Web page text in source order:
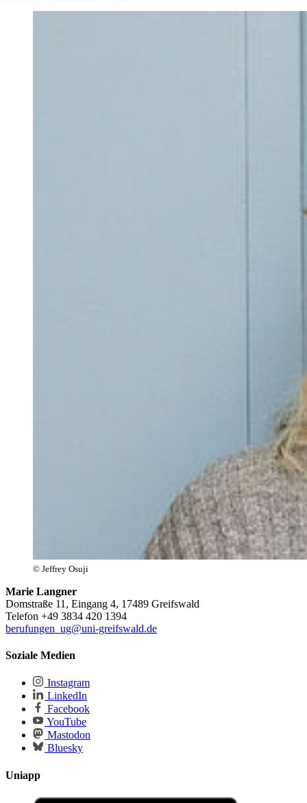
© Jeffrey Osuji
Marie Langner
Domstraße 11, Eingang 4, 17489 Greifswald
Telefon +49 3834 420 1394
berufungen_ug@uni-greifswald.de
Soziale Medien
Instagram
LinkedIn
Facebook
YouTube
Mastodon
Bluesky
Uniapp